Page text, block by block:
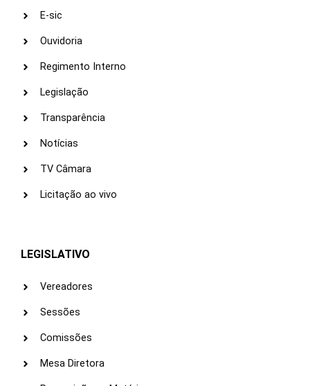
E-sic
Ouvidoria
Regimento Interno
Legislação
Transparência
Notícias
TV Câmara
Licitação ao vivo
LEGISLATIVO
Vereadores
Sessões
Comissões
Mesa Diretora